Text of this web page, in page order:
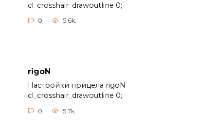
cl_crosshair_drawoutline 0;
0 5.6k.
rigoN
Настройки прицела rigoN
cl_crosshair_drawoutline 0;
0 5.7k.